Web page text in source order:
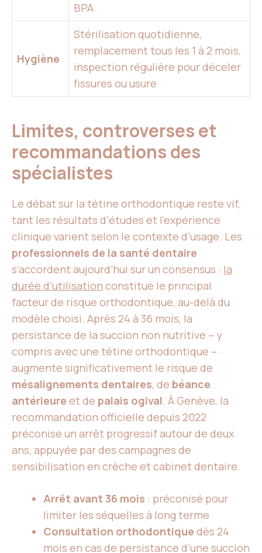
BPA
Hygiène
Stérilisation quotidienne,
remplacement tous les 1 à 2 mois,
inspection régulière pour déceler
fissures ou usure
Limites, controverses et
recommandations des
spécialistes
Le débat sur la tétine orthodontique reste vif,
tant les résultats d’études et l’expérience
clinique varient selon le contexte d’usage. Les
professionnels de la santé dentaire
s’accordent aujourd’hui sur un consensus : la
durée d’utilisation constitue le principal
facteur de risque orthodontique, au-delà du
modèle choisi. Après 24 à 36 mois, la
persistance de la succion non nutritive – y
compris avec une tétine orthodontique –
augmente significativement le risque de
mésalignements dentaires, de béance
antérieure et de palais ogival. À Genève, la
recommandation officielle depuis 2022
préconise un arrêt progressif autour de deux
ans, appuyée par des campagnes de
sensibilisation en crèche et cabinet dentaire.
Arrêt avant 36 mois : préconisé pour
limiter les séquelles à long terme
Consultation orthodontique dès 24
mois en cas de persistance d’une succion